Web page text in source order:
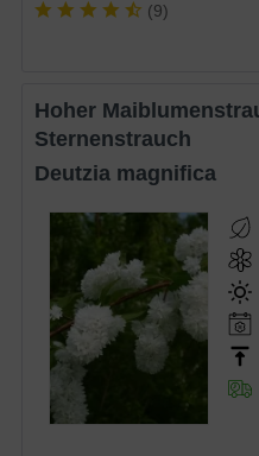
(9)
Hoher Maiblumenstrauch / Hoher
Sternenstrauch
Deutzia magnifica